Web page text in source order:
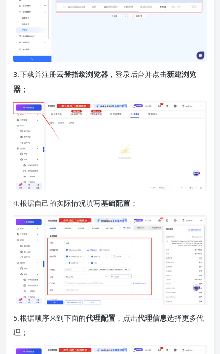
3.下载并注册云登指纹浏览器 ，登录后台并点击新建浏览
器 ；
4.根据自己的实际情况填写基础配置 ；
5.根据顺序来到下面的代理配置 ，点击代理信息选择更多代
理；